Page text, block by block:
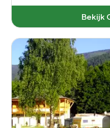
Bekijk